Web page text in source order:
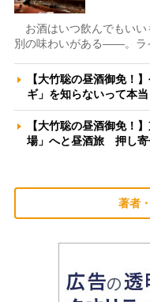
お酒はいつ飲んでもいい
別の味わいがある――。ラ
【大竹聡の昼酒御免！
ギ」を知らないって本
【大竹聡の昼酒御免！
場」へと昼酒旅 押し
著者